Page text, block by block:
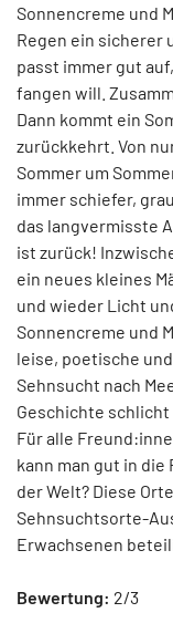
Sonnencreme und
Regen ein sicherer
passt immer gut
fangen will.
Dann kommt ein
zurückkehrt. Von
Sommer um
immer schiefer,
das langvermisste
ist zurück!
ein neues kleines
und wieder Licht
Sonnencreme und
leise, poetische
Sehnsucht nach
Geschichte schlicht
Für alle
kann man gut in
der Welt? Diese
Sehnsuchtsorte-
Erwachsenen
Bewertung: 2/3